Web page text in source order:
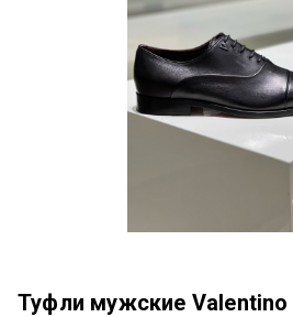
Туфли мужские Valentino